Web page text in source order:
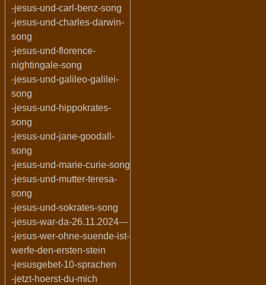
-jesus-und-carl-benz-song
-jesus-und-charles-darwin-
song
-jesus-und-florence-
nightingale-song
-jesus-und-galileo-galilei-
song
-jesus-und-hippokrates-
song
-jesus-und-jane-goodall-
song
-jesus-und-marie-curie-song
-jesus-und-mutter-teresa-
song
-jesus-und-sokrates-song
-jesus-war-da-26.11.2024---
-jesus-wer-ohne-suende-ist-
werfe-den-ersten-stein
-jesusgebet-10-sprachen
-jetzt-hoerst-du-mich